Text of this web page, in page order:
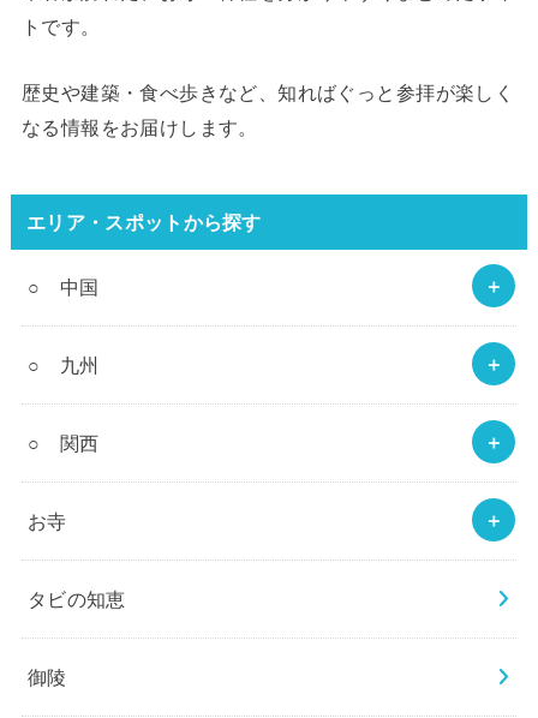
トです。
歴史や建築・食べ歩きなど、知ればぐっと参拝が楽しく
なる情報をお届けします。
エリア・スポットから探す
○ 中国
○ 九州
○ 関西
お寺
タビの知恵
御陵